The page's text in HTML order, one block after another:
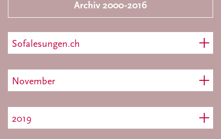
Archiv 2000-2016
Sofalesungen.ch
November
2019